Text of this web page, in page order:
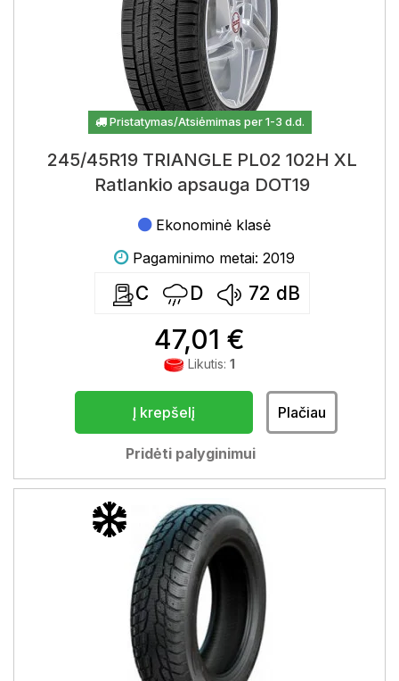
Pristatymas/Atsiėmimas per 1-3 d.d.
245/45R19 TRIANGLE PL02 102H XL
Ratlankio apsauga DOT19
Ekonominė klasė
Pagaminimo metai: 2019
C D 72 dB
47,01 €
Likutis: 1
Į krepšelį Plačiau
Pridėti palyginimui